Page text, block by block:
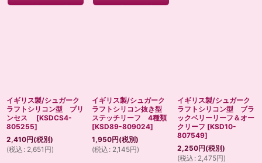
イギリス製/シュガーク
ラフトシリコン型 プリ
ンセス
[KSDCS4-
805255]
2,410円(税別)
(税込 : 2,651 円)
イギリス製/シュガーク
ラフトシリコン抜き型
ステッチリーフ 4種類
[KSD89-809024]
1,950円(税別)
(税込 : 2,145円)
イギリス製/シュガーク
ラフトシリコン型 ブラ
ックベリーリーフ＆オー
クリーフ [KSD10-
807549]
2,250円(税別)
(税込 : 2,475円)